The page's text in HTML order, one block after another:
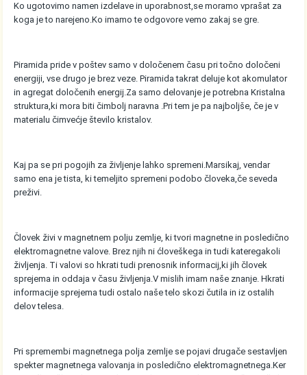
Ko ugotovimo namen izdelave in uporabnost,se moramo vprašat za
koga je to narejeno.Ko imamo te odgovore vemo zakaj se gre.
Piramida pride v poštev samo v določenem času pri točno določeni
energiji, vse drugo je brez veze. Piramida takrat deluje kot akomulator
in agregat določenih energij.Za samo delovanje je potrebna Kristalna
struktura,ki mora biti čimbolj naravna .Pri tem je pa najboljše, če je v
materialu čimvećje število kristalov.
Kaj pa se pri pogojih za življenje lahko spremeni.Marsikaj, vendar
samo ena je tista, ki temeljito spremeni podobo človeka,če seveda
preživi.
Človek živi v magnetnem polju zemlje, ki tvori magnetne in posledično
elektromagnetne valove. Brez njih ni ćloveškega in tudi kateregakoli
življenja. Ti valovi so hkrati tudi prenosnik informacij,ki jih človek
sprejema in oddaja v času življenja.V mislih imam naše znanje. Hkrati
informacije sprejema tudi ostalo naše telo skozi čutila in iz ostalih
delov telesa.
Pri spremembi magnetnega polja zemlje se pojavi drugače sestavljen
spekter magnetnega valovanja in posledično elektromagnetnega.Ker